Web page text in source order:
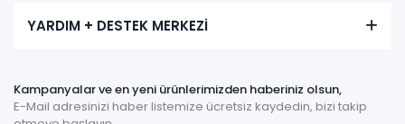
YARDIM + DESTEK MERKEZİ
Kampanyalar ve en yeni ürünlerimizden haberiniz olsun,
E-Mail adresinizi haber listemize ücretsiz kaydedin, bizi takip